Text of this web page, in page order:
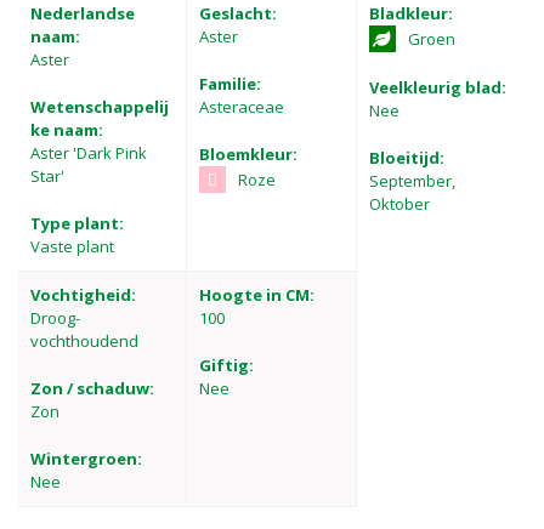
Nederlandse
naam:
Aster
Wetenschappelij
ke naam:
Aster 'Dark Pink
Star'
Type plant:
Vaste plant
Geslacht:
Aster
Familie:
Asteraceae
Bloemkleur:
Roze
Bladkleur:
Groen
Veelkleurig blad:
Nee
Bloeitijd:
September,
Oktober
Vochtigheid:
Droog-
vochthoudend
Zon / schaduw:
Zon
Wintergroen:
Nee
Hoogte in CM:
100
Giftig:
Nee